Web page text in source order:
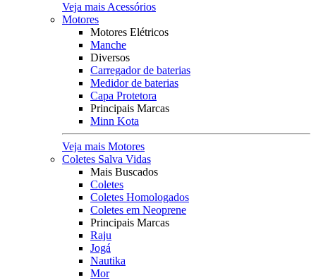
Veja mais Acessórios
Motores
Motores Elétricos
Manche
Diversos
Carregador de baterias
Medidor de baterias
Capa Protetora
Principais Marcas
Minn Kota
Veja mais Motores
Coletes Salva Vidas
Mais Buscados
Coletes
Coletes Homologados
Coletes em Neoprene
Principais Marcas
Raju
Jogá
Nautika
Mor